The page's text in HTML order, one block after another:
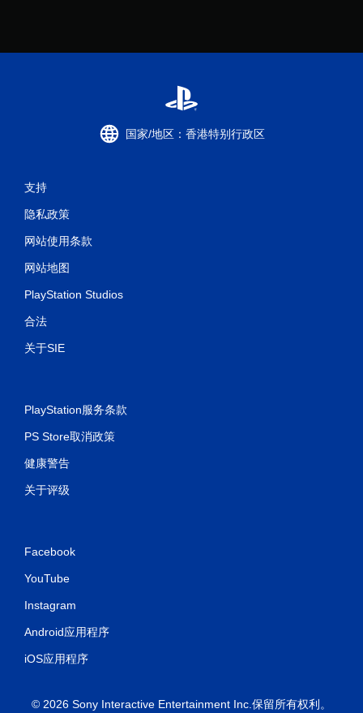
国家/地区：香港特别行政区
支持
隐私政策
网站使用条款
网站地图
PlayStation Studios
合法
关于SIE
PlayStation服务条款
PS Store取消政策
健康警告
关于评级
Facebook
YouTube
Instagram
Android应用程序
iOS应用程序
© 2026 Sony Interactive Entertainment Inc.保留所有权利。